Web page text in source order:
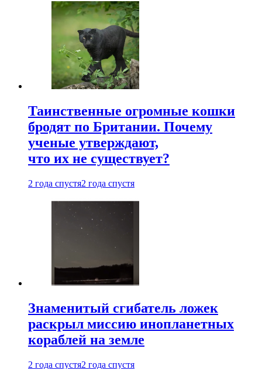
Таинственные огромные кошки
бродят по Британии. Почему
ученые утверждают,
что их не существует?
2 года спустя2 года спустя
Знаменитый сгибатель ложек
раскрыл миссию инопланетных
кораблей на земле
2 года спустя2 года спустя